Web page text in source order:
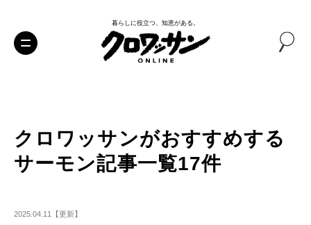
暮らしに役立つ、知恵がある。
クロワッサンがおすすめする
サーモン記事一覧17件
2025.04.11【更新】